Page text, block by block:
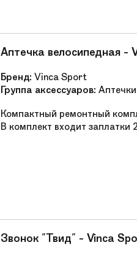
Kenda 24x 1. 95
Алюминиевый,
Комплект наклеек
Аптечка велосипедная
Бренд: Vinca Sport
Группа аксессуаров: Аптечки
Компактный ремонтный
В комплект входит
Звонок "Твид" - Vinca